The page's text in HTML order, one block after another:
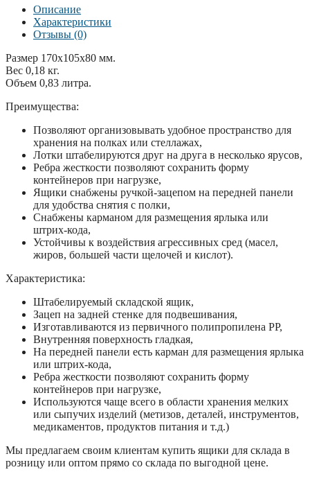
Описание
Характеристики
Отзывы (0)
Размер 170x105x80 мм.
Вес 0,18 кг.
Объем 0,83 литра.
Преимущества:
Позволяют организовывать удобное пространство для
хранения на полках или стеллажах,
Лотки штабелируются друг на друга в несколько ярусов,
Ребра жесткости позволяют сохранить форму
контейнеров при нагрузке,
Ящики снабжены ручкой-зацепом на передней панели
для удобства снятия с полки,
Снабжены карманом для размещения ярлыка или
штрих-кода,
Устойчивы к воздействия агрессивных сред (масел,
жиров, большей части щелочей и кислот).
Характеристика:
Штабелируемый складской ящик,
Зацеп на задней стенке для подвешивания,
Изготавливаются из первичного полипропилена РР,
Внутренняя поверхность гладкая,
На передней панели есть карман для размещения ярлыка
или штрих-кода,
Ребра жесткости позволяют сохранить форму
контейнеров при нагрузке,
Используются чаще всего в области хранения мелких
или сыпучих изделий (метизов, деталей, инструментов,
медикаментов, продуктов питания и т.д.)
Мы предлагаем своим клиентам купить ящики для склада в
розницу или оптом прямо со склада по выгодной цене.